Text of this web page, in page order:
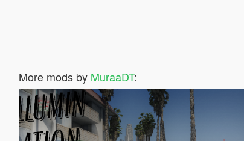
More mods by MuraaDT: